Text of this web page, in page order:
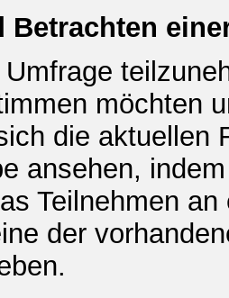
Betrachten
möchten
die aktuellen
ansehen,
Teilnehmen
der